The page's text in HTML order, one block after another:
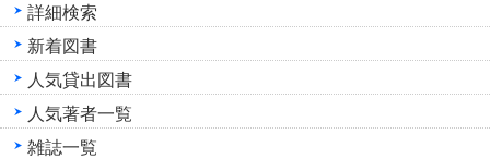
詳細検索
新着図書
人気貸出図書
人気著者一覧
雑誌一覧